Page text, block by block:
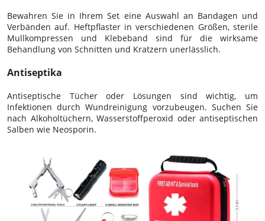
Bewahren Sie in Ihrem Set eine Auswahl an Bandagen und
Verbänden auf. Heftpflaster in verschiedenen Größen, sterile
Mullkompressen und Klebeband sind für die wirksame
Behandlung von Schnitten und Kratzern unerlässlich.
Antiseptika
Antiseptische Tücher oder Lösungen sind wichtig, um
Infektionen durch Wundreinigung vorzubeugen. Suchen Sie
nach Alkoholtüchern, Wasserstoffperoxid oder antiseptischen
Salben wie Neosporin.